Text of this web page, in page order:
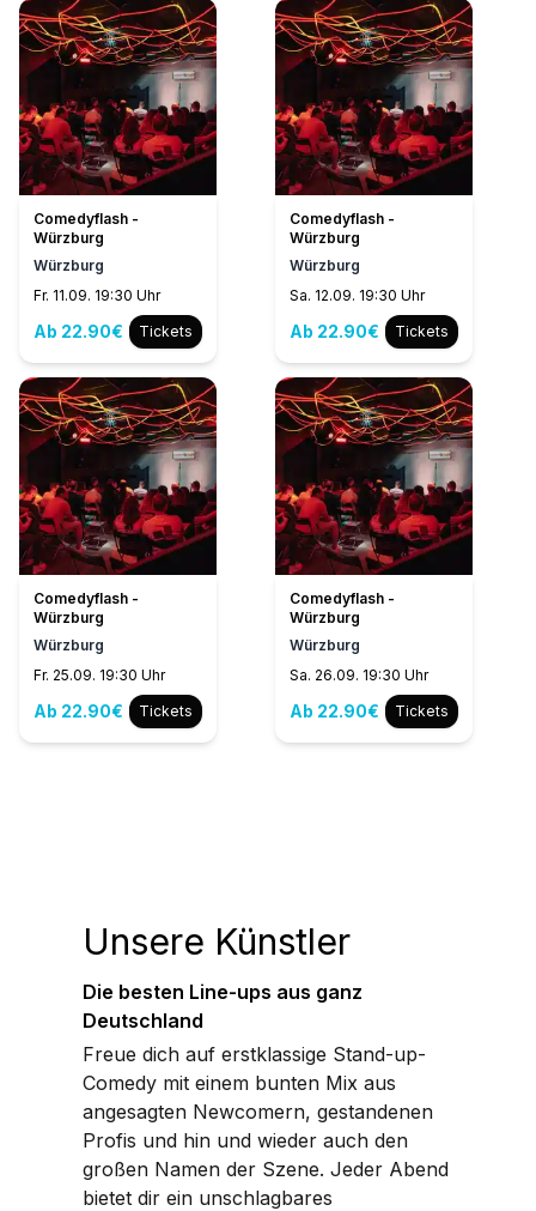
Comedyflash -
Würzburg
Würzburg
Fr. 11.09. 19:30 Uhr
Ab 22.90€ Tickets
Comedyflash -
Würzburg
Würzburg
Sa. 12.09. 19:30 Uhr
Ab 22.90€ Tickets
Comedyflash -
Würzburg
Würzburg
Fr. 25.09. 19:30 Uhr
Ab 22.90€ Tickets
Comedyflash -
Würzburg
Würzburg
Sa. 26.09. 19:30 Uhr
Ab 22.90€ Tickets
Unsere Künstler
Die besten Line-ups aus ganz
Deutschland
Freue dich auf erstklassige Stand-up-
Comedy mit einem bunten Mix aus
angesagten Newcomern, gestandenen
Profis und hin und wieder auch den
großen Namen der Szene. Jeder Abend
bietet dir ein unschlagbares